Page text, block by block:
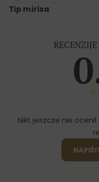
Tip mirisa
RECENZIJE
Nikt jeszcze nie